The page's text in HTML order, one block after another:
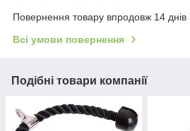
Повернення товару впродовж 14 днів
Всі умови повернення
Подібні товари компанії